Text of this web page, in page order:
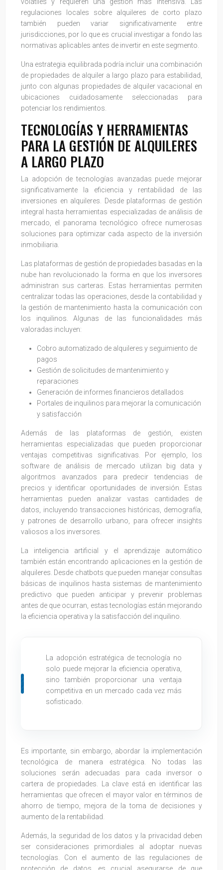
regulaciones locales sobre alquileres de corto plazo
también pueden variar significativamente entre
jurisdicciones, por lo que es crucial investigar a fondo las
normativas aplicables antes de invertir en este segmento.
Una estrategia equilibrada podría incluir una combinación
de propiedades de alquiler a largo plazo para estabilidad,
junto con algunas propiedades de alquiler vacacional en
ubicaciones cuidadosamente seleccionadas para
potenciar los rendimientos.
TECNOLOGÍAS Y HERRAMIENTAS
PARA LA GESTIÓN DE ALQUILERES
A LARGO PLAZO
La adopción de tecnologías avanzadas puede mejorar
significativamente la eficiencia y rentabilidad de las
inversiones en alquileres. Desde plataformas de gestión
integral hasta herramientas especializadas de análisis de
mercado, el panorama tecnológico ofrece numerosas
soluciones para optimizar cada aspecto de la inversión
inmobiliaria.
Las plataformas de gestión de propiedades basadas en la
nube han revolucionado la forma en que los inversores
administran sus carteras. Estas herramientas permiten
centralizar todas las operaciones, desde la contabilidad y
la gestión de mantenimiento hasta la comunicación con
los inquilinos. Algunas de las funcionalidades más
valoradas incluyen:
Cobro automatizado de alquileres y seguimiento de
pagos
Gestión de solicitudes de mantenimiento y
reparaciones
Generación de informes financieros detallados
Portales de inquilinos para mejorar la comunicación
y satisfacción
Además de las plataformas de gestión, existen
herramientas especializadas que pueden proporcionar
ventajas competitivas significativas. Por ejemplo, los
software de análisis de mercado utilizan big data y
algoritmos avanzados para predecir tendencias de
precios y identificar oportunidades de inversión. Estas
herramientas pueden analizar vastas cantidades de
datos, incluyendo transacciones históricas, demografía,
y patrones de desarrollo urbano, para ofrecer insights
valiosos a los inversores.
La inteligencia artificial y el aprendizaje automático
también están encontrando aplicaciones en la gestión de
alquileres. Desde chatbots que pueden manejar consultas
básicas de inquilinos hasta sistemas de mantenimiento
predictivo que pueden anticipar y prevenir problemas
antes de que ocurran, estas tecnologías están mejorando
la eficiencia operativa y la satisfacción del inquilino.
La adopción estratégica de tecnología no
solo puede mejorar la eficiencia operativa,
sino también proporcionar una ventaja
competitiva en un mercado cada vez más
sofisticado.
Es importante, sin embargo, abordar la implementación
tecnológica de manera estratégica. No todas las
soluciones serán adecuadas para cada inversor o
cartera de propiedades. La clave está en identificar las
herramientas que ofrecen el mayor valor en términos de
ahorro de tiempo, mejora de la toma de decisiones y
aumento de la rentabilidad.
Además, la seguridad de los datos y la privacidad deben
ser consideraciones primordiales al adoptar nuevas
tecnologías. Con el aumento de las regulaciones de